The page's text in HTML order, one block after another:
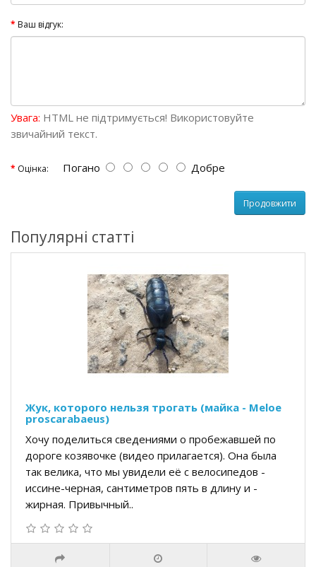
Ваш відгук:
Увага: HTML не підтримується! Використовуйте
звичайний текст.
Оцінка: Погано Добре
Продовжити
Популярні статті
Жук, которого нельзя трогать (майка - Meloe
proscarabaeus)
Хочу поделиться сведениями о пробежавшей по
дороге козявочке (видео прилагается). Она была
так велика, что мы увидели её с велосипедов -
иссине-черная, сантиметров пять в длину и -
жирная. Привычный..